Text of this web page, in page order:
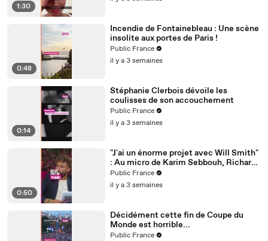
1:30
0:48
Incendie de Fontainebleau : Une scène
insolite aux portes de Paris !
Public France
il y a 3 semaines
0:14
Stéphanie Clerbois dévoile les
coulisses de son accouchement
Public France
il y a 3 semaines
0:50
"J'ai un énorme projet avec Will Smith"
: Au micro de Karim Sebbouh, Richard
Orlinski dit tout au Public
Public France
il y a 3 semaines
Décidément cette fin de Coupe du
Monde est horrible...
Public France